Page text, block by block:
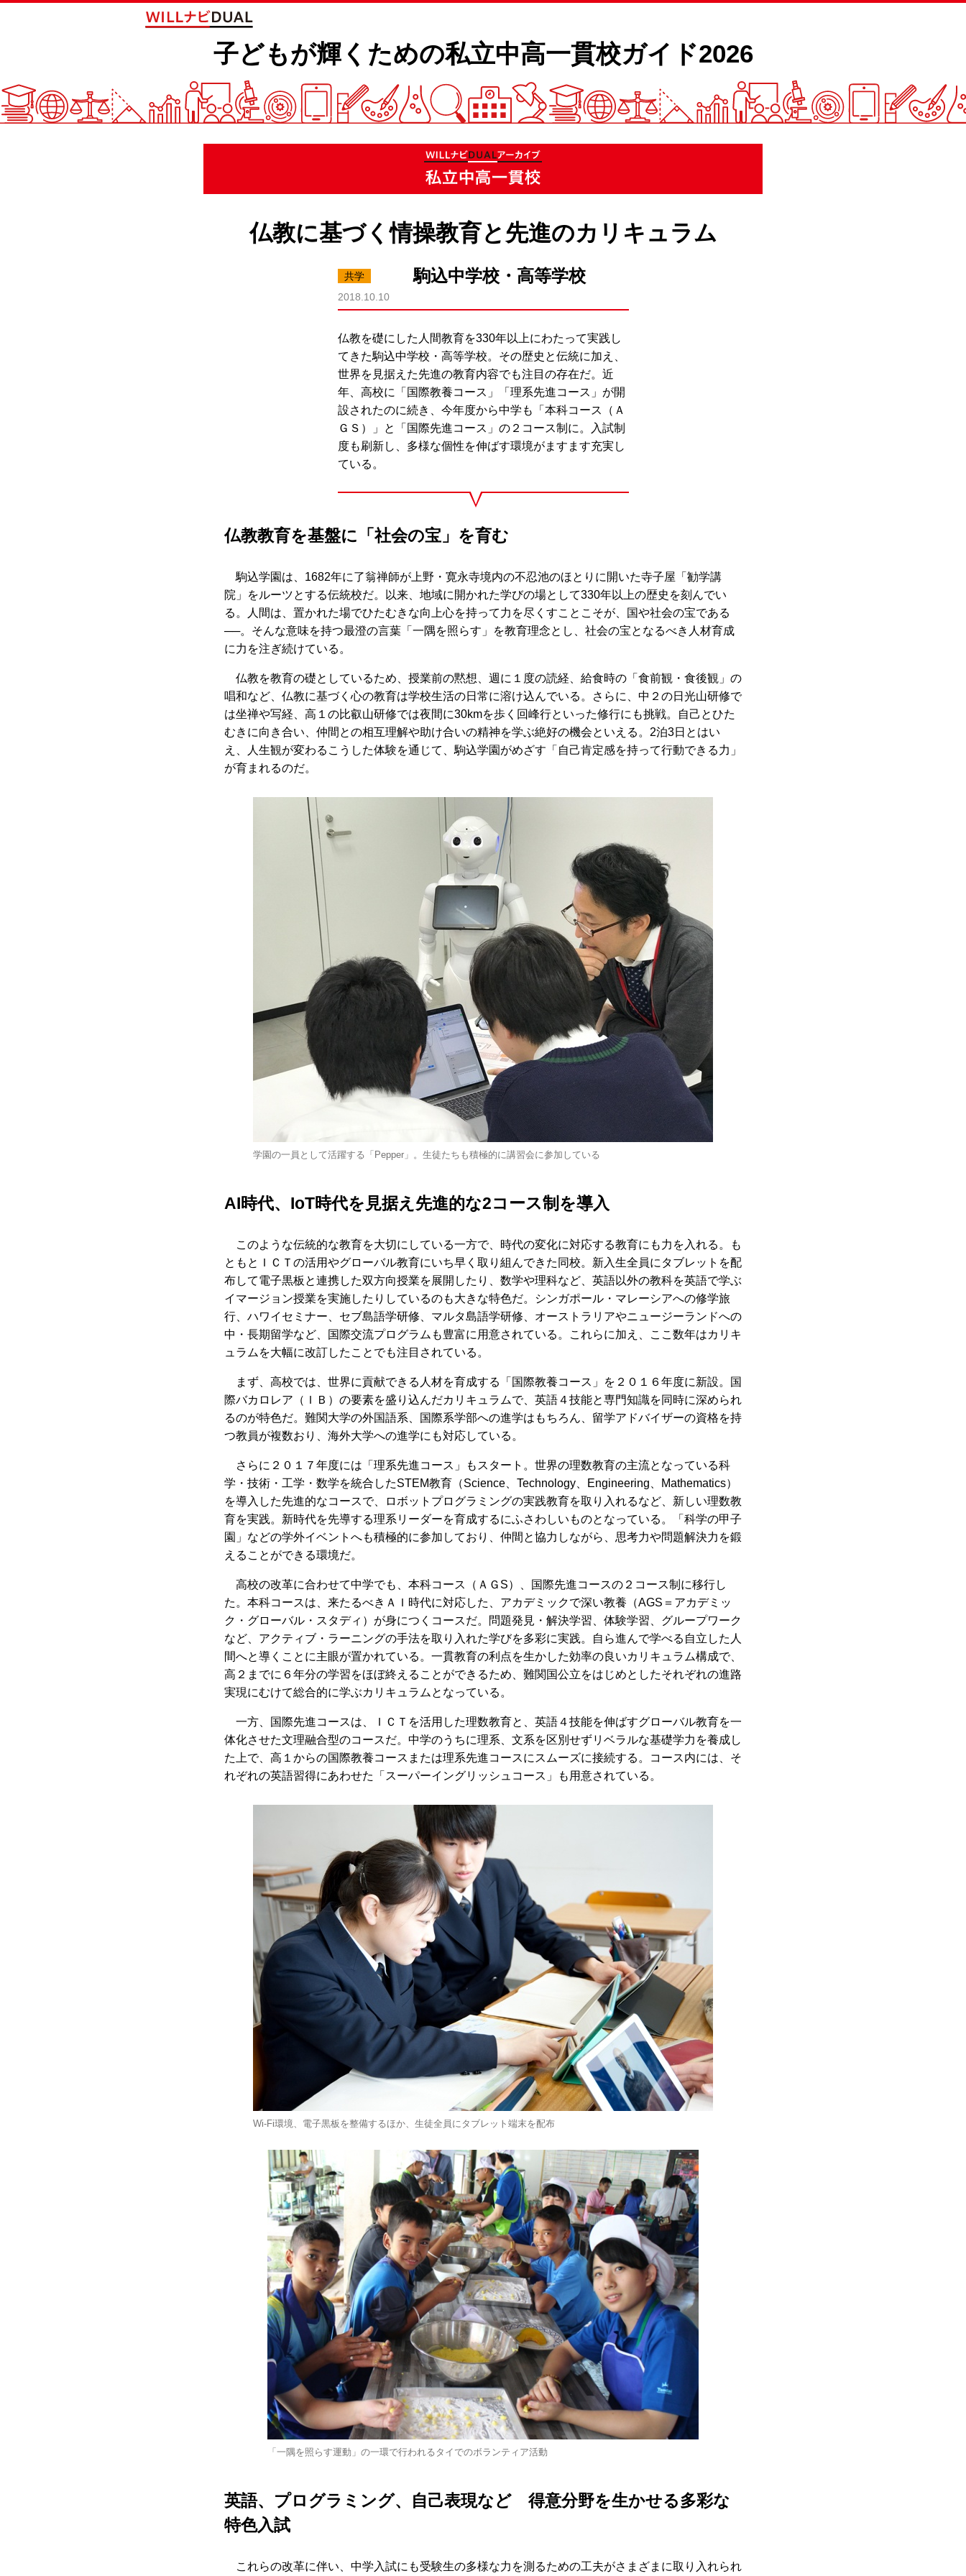
子どもが輝くための私立中高一貫校ガイド2026
仏教に基づく情操教育と先進のカリキュラム
駒込中学校・高等学校
2018.10.10
仏教を礎にした人間教育を330年以上にわたって実践し
てきた駒込中学校・高等学校。その歴史と伝統に加え、
世界を見据えた先進の教育内容でも注目の存在だ。近
年、高校に「国際教養コース」「理系先進コース」が開
設されたのに続き、今年度から中学も「本科コース（Ａ
ＧＳ）」と「国際先進コース」の２コース制に。入試制
度も刷新し、多様な個性を伸ばす環境がますます充実し
ている。
仏教教育を基盤に「社会の宝」を育む
駒込学園は、1682年に了翁禅師が上野・寛永寺境内の不忍池のほとりに開いた寺子屋「勧学講
院」をルーツとする伝統校だ。以来、地域に開かれた学びの場として330年以上の歴史を刻んでい
る。人間は、置かれた場でひたむきな向上心を持って力を尽くすことこそが、国や社会の宝である
──。そんな意味を持つ最澄の言葉「一隅を照らす」を教育理念とし、社会の宝となるべき人材育成
に力を注ぎ続けている。
仏教を教育の礎としているため、授業前の黙想、週に１度の読経、給食時の「食前観・食後観」の
唱和など、仏教に基づく心の教育は学校生活の日常に溶け込んでいる。さらに、中２の日光山研修で
は坐禅や写経、高１の比叡山研修では夜間に30kmを歩く回峰行といった修行にも挑戦。自己とひた
むきに向き合い、仲間との相互理解や助け合いの精神を学ぶ絶好の機会といえる。2泊3日とはい
え、人生観が変わるこうした体験を通じて、駒込学園がめざす「自己肯定感を持って行動できる力」
が育まれるのだ。
学園の一員として活躍する「Pepper」。生徒たちも積極的に講習会に参加している
AI時代、IoT時代を見据え先進的な2コース制を導入
このような伝統的な教育を大切にしている一方で、時代の変化に対応する教育にも力を入れる。も
ともとＩＣＴの活用やグローバル教育にいち早く取り組んできた同校。新入生全員にタブレットを配
布して電子黒板と連携した双方向授業を展開したり、数学や理科など、英語以外の教科を英語で学ぶ
イマージョン授業を実施したりしているのも大きな特色だ。シンガポール・マレーシアへの修学旅
行、ハワイセミナー、セブ島語学研修、マルタ島語学研修、オーストラリアやニュージーランドへの
中・長期留学など、国際交流プログラムも豊富に用意されている。これらに加え、ここ数年はカリキ
ュラムを大幅に改訂したことでも注目されている。
まず、高校では、世界に貢献できる人材を育成する「国際教養コース」を２０１６年度に新設。国
際バカロレア（ＩＢ）の要素を盛り込んだカリキュラムで、英語４技能と専門知識を同時に深められ
るのが特色だ。難関大学の外国語系、国際系学部への進学はもちろん、留学アドバイザーの資格を持
つ教員が複数おり、海外大学への進学にも対応している。
さらに２０１７年度には「理系先進コース」もスタート。世界の理数教育の主流となっている科
学・技術・工学・数学を統合したSTEM教育（Science、Technology、Engineering、Mathematics）
を導入した先進的なコースで、ロボットプログラミングの実践教育を取り入れるなど、新しい理数教
育を実践。新時代を先導する理系リーダーを育成するにふさわしいものとなっている。「科学の甲子
園」などの学外イベントへも積極的に参加しており、仲間と協力しながら、思考力や問題解決力を鍛
えることができる環境だ。
高校の改革に合わせて中学でも、本科コース（ＡＧS）、国際先進コースの２コース制に移行し
た。本科コースは、来たるべきＡＩ時代に対応した、アカデミックで深い教養（AGS＝アカデミッ
ク・グローバル・スタディ）が身につくコースだ。問題発見・解決学習、体験学習、グループワーク
など、アクティブ・ラーニングの手法を取り入れた学びを多彩に実践。自ら進んで学べる自立した人
間へと導くことに主眼が置かれている。一貫教育の利点を生かした効率の良いカリキュラム構成で、
高２までに６年分の学習をほぼ終えることができるため、難関国公立をはじめとしたそれぞれの進路
実現にむけて総合的に学ぶカリキュラムとなっている。
一方、国際先進コースは、ＩＣＴを活用した理数教育と、英語４技能を伸ばすグローバル教育を一
体化させた文理融合型のコースだ。中学のうちに理系、文系を区別せずリベラルな基礎学力を養成し
た上で、高１からの国際教養コースまたは理系先進コースにスムーズに接続する。コース内には、そ
れぞれの英語習得にあわせた「スーパーイングリッシュコース」も用意されている。
Wi-Fi環境、電子黒板を整備するほか、生徒全員にタブレット端末を配布
「一隅を照らす運動」の一環で行われるタイでのボランティア活動
英語、プログラミング、自己表現など 得意分野を生かせる多彩な
特色入試
これらの改革に伴い、中学入試にも受験生の多様な力を測るための工夫がさまざまに取り入れられ